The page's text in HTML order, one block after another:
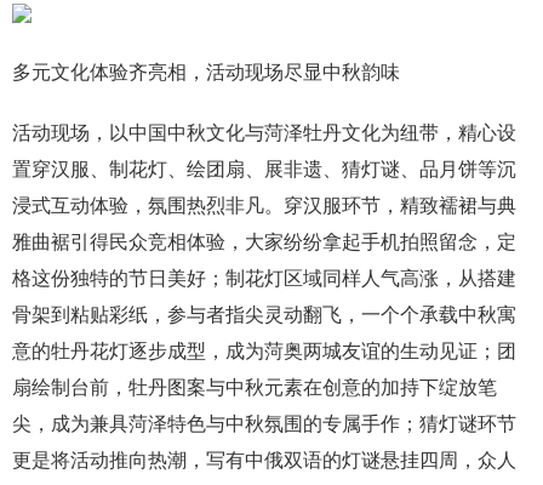
多元文化体验齐亮相，活动现场尽显中秋韵味
活动现场，以中国中秋文化与菏泽牡丹文化为纽带，精心设
置穿汉服、制花灯、绘团扇、展非遗、猜灯谜、品月饼等沉
浸式互动体验，氛围热烈非凡。穿汉服环节，精致襦裙与典
雅曲裾引得民众竞相体验，大家纷纷拿起手机拍照留念，定
格这份独特的节日美好；制花灯区域同样人气高涨，从搭建
骨架到粘贴彩纸，参与者指尖灵动翻飞，一个个承载中秋寓
意的牡丹花灯逐步成型，成为菏奥两城友谊的生动见证；团
扇绘制台前，牡丹图案与中秋元素在创意的加持下绽放笔
尖，成为兼具菏泽特色与中秋氛围的专属手作；猜灯谜环节
更是将活动推向热潮，写有中俄双语的灯谜悬挂四周，众人